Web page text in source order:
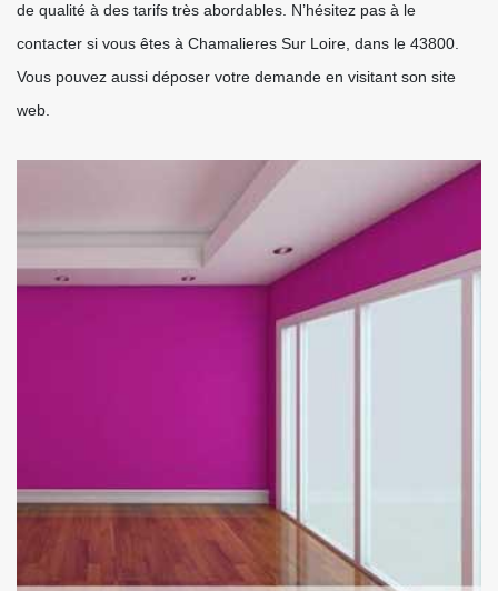
de qualité à des tarifs très abordables. N’hésitez pas à le
contacter si vous êtes à Chamalieres Sur Loire, dans le 43800.
Vous pouvez aussi déposer votre demande en visitant son site
web.